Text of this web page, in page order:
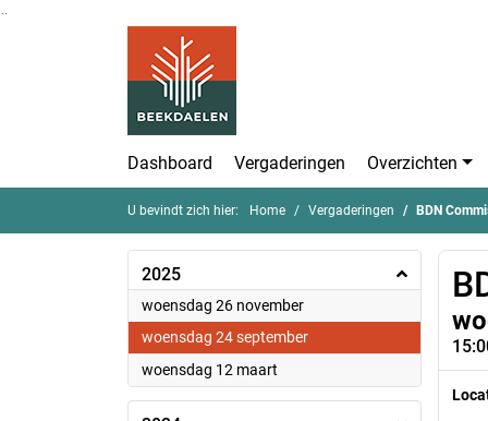
Ga naar de inhoud van deze pagina
Ga naar het zoeken
Ga naar het menu
Dashboard Vergaderingen Overzichten
U bevindt zich hier: Home Vergaderingen BDN
2025
woensdag 26 november2025
woensdag 24 september2025
woensdag 12 maart